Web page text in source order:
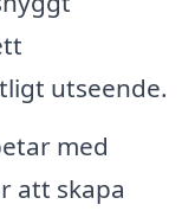
utseende.
med
att skapa